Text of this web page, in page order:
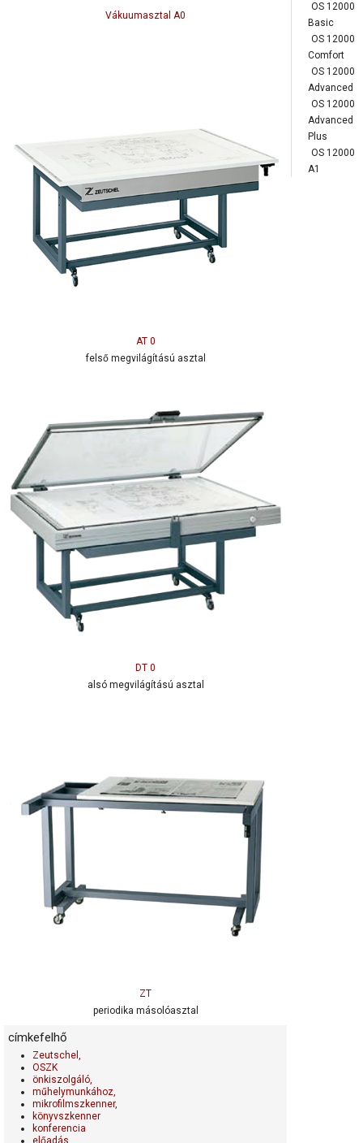
Vákuumasztal A0
AT 0
felső megvilágítású asztal
DT 0
alsó megvilágítású asztal
ZT
periodika másolóasztal
címkefelhő
Zeutschel,
OSZK
önkiszolgáló,
műhelymunkához,
mikrofilmszkenner,
könyvszkenner
konferencia
előadás
OS 12000
Basic
OS 12000
Comfort
OS 12000
Advanced
OS 12000
Advanced
Plus
OS 12000
A1